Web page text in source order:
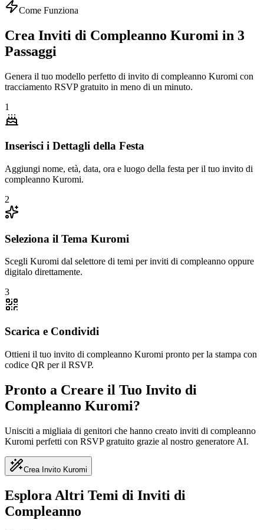
Come Funziona
Crea Inviti di Compleanno Kuromi in 3
Passaggi
Genera il tuo modello perfetto di invito di compleanno Kuromi con
tracciamento RSVP gratuito in meno di un minuto.
1
Inserisci i Dettagli della Festa
Aggiungi nome, età, data, ora e luogo della festa per il tuo invito di
compleanno Kuromi.
2
Seleziona il Tema Kuromi
Scegli Kuromi dal selettore di temi per inviti di compleanno oppure
digitalo direttamente.
3
Scarica e Condividi
Ottieni il tuo invito di compleanno Kuromi pronto per la stampa con
codice QR per il RSVP.
Pronto a Creare il Tuo Invito di
Compleanno Kuromi?
Unisciti a migliaia di genitori che hanno creato inviti di compleanno
Kuromi perfetti con RSVP gratuito grazie al nostro generatore AI.
Crea Invito Kuromi
Esplora Altri Temi di Inviti di
Compleanno